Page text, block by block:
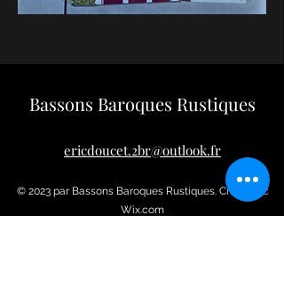
Bassons Baroques Rustiques
ericdoucet.2br@outlook.fr
© 2023 par Bassons Baroques Rustiques. Créé avec
Wix.com